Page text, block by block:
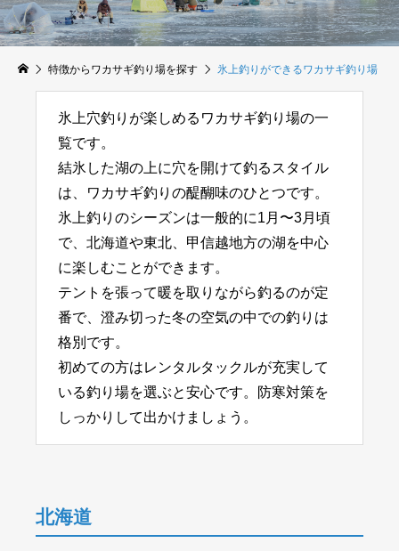
特徴からワカサギ釣り場を探す 氷上釣りができるワカサギ釣り場
氷上穴釣りが楽しめるワカサギ釣り場の一
覧です。
結氷した湖の上に穴を開けて釣るスタイル
は、ワカサギ釣りの醍醐味のひとつです。
氷上釣りのシーズンは一般的に1月〜3月頃
で、北海道や東北、甲信越地方の湖を中心
に楽しむことができます。
テントを張って暖を取りながら釣るのが定
番で、澄み切った冬の空気の中での釣りは
格別です。
初めての方はレンタルタックルが充実して
いる釣り場を選ぶと安心です。防寒対策を
しっかりして出かけましょう。
北海道